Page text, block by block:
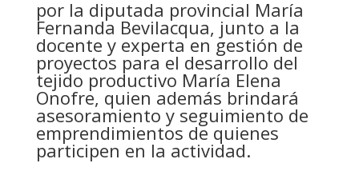
por la diputada provincial María
Fernanda Bevilacqua, junto a la
docente y experta en gestión de
proyectos para el desarrollo del
tejido productivo María Elena
Onofre, quien además brindará
asesoramiento y seguimiento de
emprendimientos de quienes
participen en la actividad.